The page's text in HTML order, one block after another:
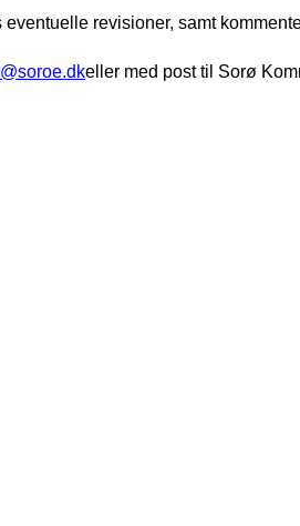
revisioner, samt
eller med post til Sorø